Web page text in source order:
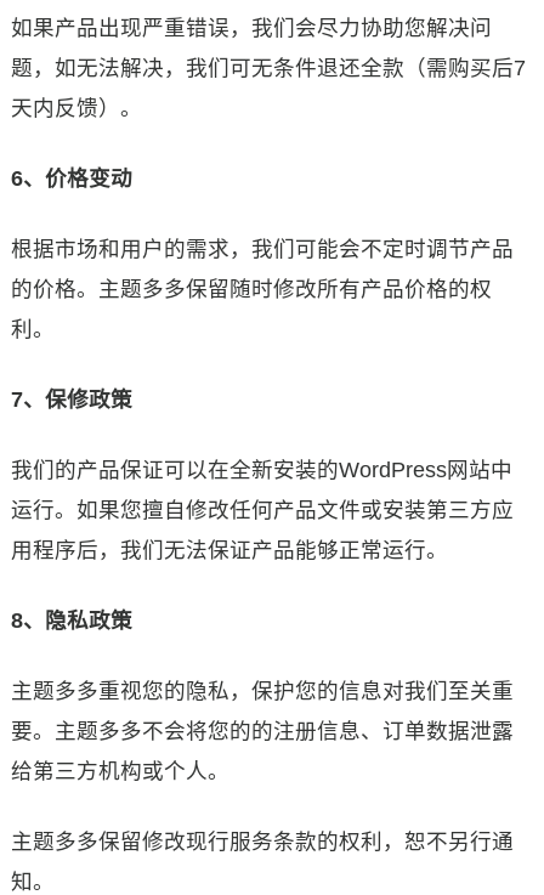
如果产品出现严重错误，我们会尽力协助您解决问
题，如无法解决，我们可无条件退还全款（需购买后7
天内反馈）。
6、价格变动
根据市场和用户的需求，我们可能会不定时调节产品
的价格。主题多多保留随时修改所有产品价格的权
利。
7、保修政策
我们的产品保证可以在全新安装的WordPress网站中
运行。如果您擅自修改任何产品文件或安装第三方应
用程序后，我们无法保证产品能够正常运行。
8、隐私政策
主题多多重视您的隐私，保护您的信息对我们至关重
要。主题多多不会将您的的注册信息、订单数据泄露
给第三方机构或个人。
主题多多保留修改现行服务条款的权利，恕不另行通
知。